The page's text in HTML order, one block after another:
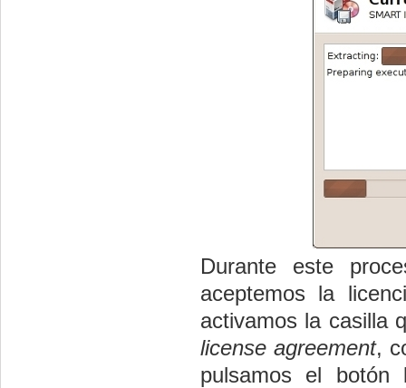
Durante este
aceptemos la
activamos la casilla
license agreement,
pulsamos el botón